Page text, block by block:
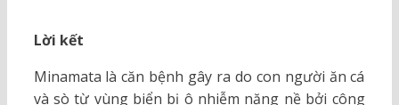
Lời kết
Minamata là căn bệnh gây ra do con người ăn cá
và sò từ vùng biển bị ô nhiễm nặng nề bởi công